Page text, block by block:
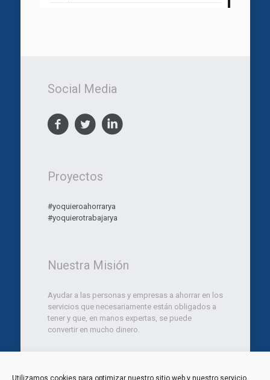
Utilizamos cookies para optimizar nuestro sitio web y nuestro servicio.
Social Media
Proyectos
#yoquieroahorrarya
#yoquierotrabajarya
Nuestra Misión
Ayudar a las personas y empresas a ahorrar en los
servicios que necesariamente están obligados a
tener y que, en manos expertas, se puede
convertir en mucho dinero.